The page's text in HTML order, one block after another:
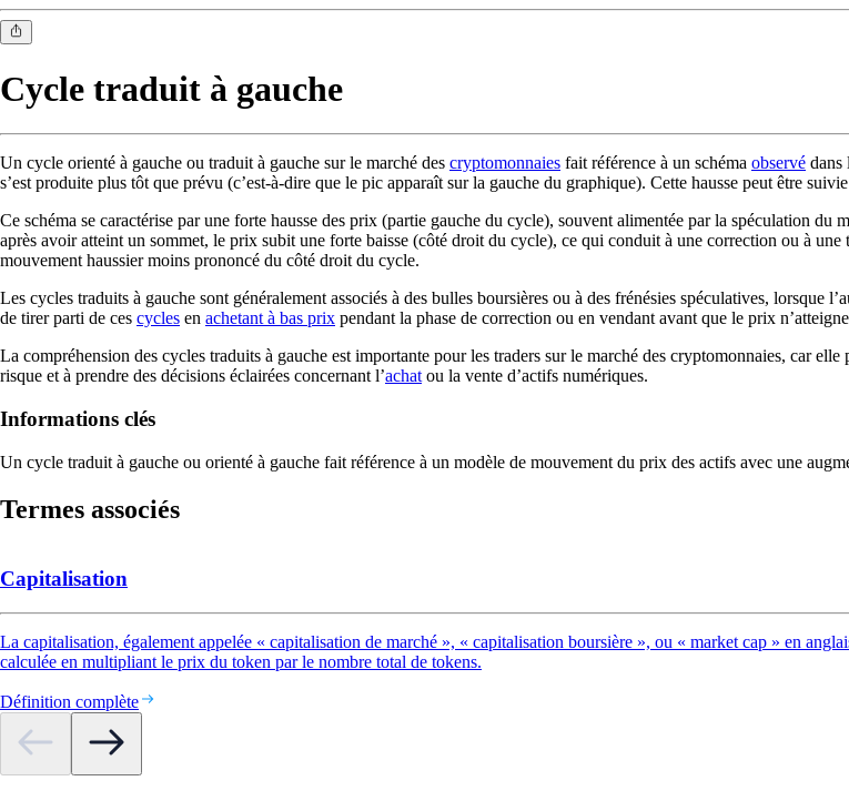
Cycle traduit à gauche
Un cycle orienté à gauche ou traduit à gauche sur le marché des cryptomonnaies fait référence à un schéma observé dans
s’est produite plus tôt que prévu (c’est-à-dire que le pic apparaît sur la gauche du graphique). Cette hausse peut être
Ce schéma se caractérise par une forte hausse des prix (partie gauche du cycle), souvent alimentée par la spéculation
après avoir atteint un sommet, le prix subit une forte baisse (côté droit du cycle), ce qui conduit à une correction ou à une
mouvement haussier moins prononcé du côté droit du cycle.
Les cycles traduits à gauche sont généralement associés à des bulles boursières ou à des frénésies spéculatives, lorsque
de tirer parti de ces cycles en achetant à bas prix pendant la phase de correction ou en vendant avant que le prix
La compréhension des cycles traduits à gauche est importante pour les traders sur le marché des cryptomonnaies, car
risque et à prendre des décisions éclairées concernant l’achat ou la vente d’actifs numériques.
Informations clés
Un cycle traduit à gauche ou orienté à gauche fait référence à un modèle de mouvement du prix des actifs avec une
Termes associés
Capitalisation
La capitalisation, également appelée « capitalisation de marché », « capitalisation boursière », ou « market cap » en
calculée en multipliant le prix du token par le nombre total de tokens.
Définition complète